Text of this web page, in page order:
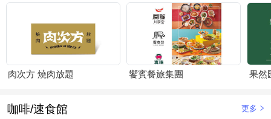
肉次方 燒肉放題 饗賓餐旅集團 果然
咖啡/速食館 更多